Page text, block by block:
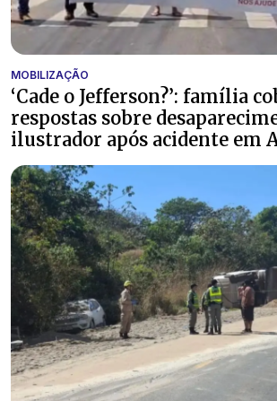
MOBILIZAÇÃO
‘Cade o Jefferson?’: família
respostas sobre
ilustrador após acidente em